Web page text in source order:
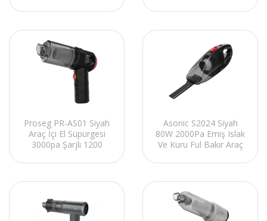
Ve Araç El Süpürgesi
Ve Araç El Süpürgesi
Proseg PR-AS01 Siyah
Araç İçi El Süpürgesi
3000pa Şarjlı 1200
Asonic S2024 Siyah
80W 2000Pa Emiş Islak
Ve Kuru Ful Bakır Araç